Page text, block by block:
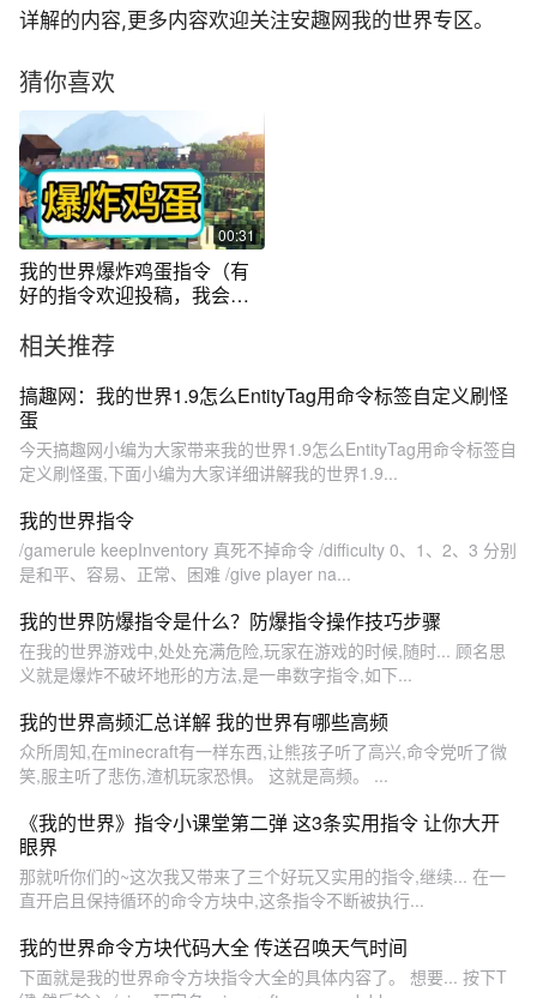
详解的内容,更多内容欢迎关注安趣网我的世界专区。
猜你喜欢
00:31
我的世界爆炸鸡蛋指令（有
好的指令欢迎投稿，我会一
相关推荐
搞趣网：我的世界1.9怎么EntityTag用命令标签自定义刷怪
蛋
今天搞趣网小编为大家带来我的世界1.9怎么EntityTag用命令标签自
定义刷怪蛋,下面小编为大家详细讲解我的世界1.9...
我的世界指令
/gamerule keepInventory 真死不掉命令 /difficulty 0、1、2、3 分别
是和平、容易、正常、困难 /give player na...
我的世界防爆指令是什么？防爆指令操作技巧步骤
在我的世界游戏中,处处充满危险,玩家在游戏的时候,随时... 顾名思
义就是爆炸不破坏地形的方法,是一串数字指令,如下...
我的世界高频汇总详解 我的世界有哪些高频
众所周知,在minecraft有一样东西,让熊孩子听了高兴,命令党听了微
笑,服主听了悲伤,渣机玩家恐惧。 这就是高频。 ...
《我的世界》指令小课堂第二弹 这3条实用指令 让你大开
眼界
那就听你们的~这次我又带来了三个好玩又实用的指令,继续... 在一
直开启且保持循环的命令方块中,这条指令不断被执行...
我的世界命令方块代码大全 传送召唤天气时间
下面就是我的世界命令方块指令大全的具体内容了。 想要... 按下T